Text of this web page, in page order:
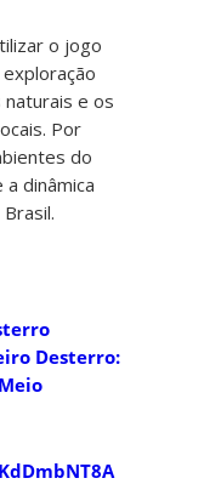
o jogo
e os
Por
do
dinâmica
Desterro: